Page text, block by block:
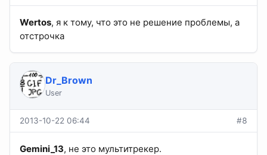
Wertos, я к тому, что это не решение проблемы, а
отстрочка
Dr_Brown
User
2013-10-22 06:44 #8
Gemini_13, не это мультитрекер.